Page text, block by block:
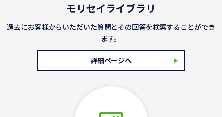
モリセイライブラリ
過去にお客様からいただいた質問とその回答を検索することができ
ます。
詳細ページへ